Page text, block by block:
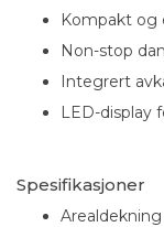
Kompakt og
Non-stop
Integrert
LED-display
Spesifikasjoner